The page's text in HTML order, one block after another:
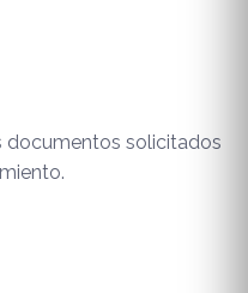
documentos solicitados